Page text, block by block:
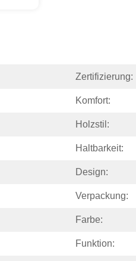
Zertifizierung:
Komfort:
Holzstil:
Haltbarkeit:
Design:
Verpackung:
Farbe:
Funktion: